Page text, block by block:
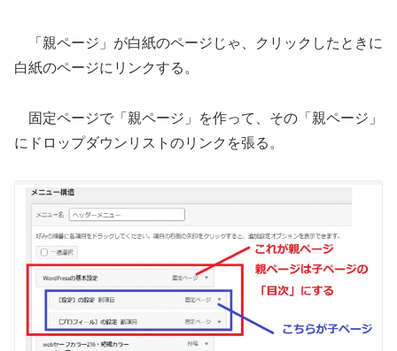
「親ページ」が白紙のページじゃ、クリックしたときに
白紙のページにリンクする。
固定ページで「親ページ」を作って、その「親ページ」
にドロップダウンリストのリンクを張る。